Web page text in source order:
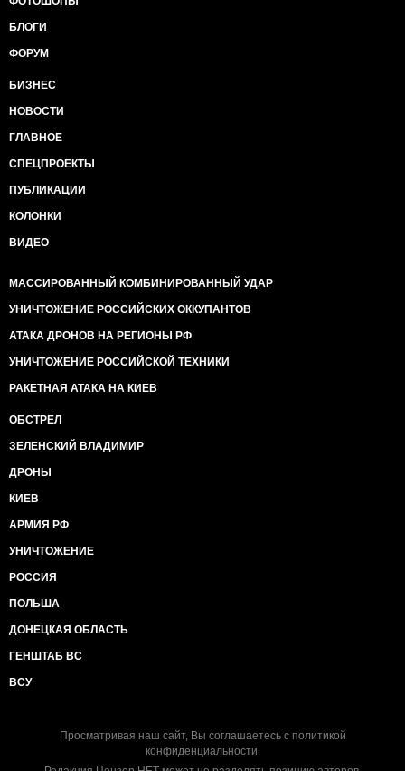
БЛОГИ
ФОРУМ
БИЗНЕС
НОВОСТИ
ГЛАВНОЕ
СПЕЦПРОЕКТЫ
ПУБЛИКАЦИИ
КОЛОНКИ
ВИДЕО
МАССИРОВАННЫЙ КОМБИНИРОВАННЫЙ УДАР
УНИЧТОЖЕНИЕ РОССИЙСКИХ ОККУПАНТОВ
АТАКА ДРОНОВ НА РЕГИОНЫ РФ
УНИЧТОЖЕНИЕ РОССИЙСКОЙ ТЕХНИКИ
РАКЕТНАЯ АТАКА НА КИЕВ
ОБСТРЕЛ
ЗЕЛЕНСКИЙ ВЛАДИМИР
ДРОНЫ
КИЕВ
АРМИЯ РФ
УНИЧТОЖЕНИЕ
РОССИЯ
ПОЛЬША
ДОНЕЦКАЯ ОБЛАСТЬ
ГЕНШТАБ ВС
ВСУ
Просматривая наш сайт, Вы соглашаетесь с политикой
конфиденциальности.